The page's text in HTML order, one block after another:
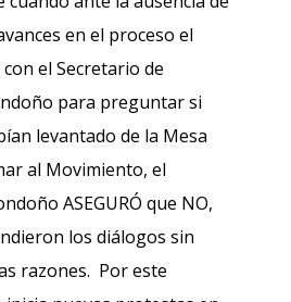
en el proceso el
el Secretario de
para preguntar si
levantado de la Mesa
al Movimiento, el
ASEGURÓ que NO,
los diálogos sin
razones. Por este